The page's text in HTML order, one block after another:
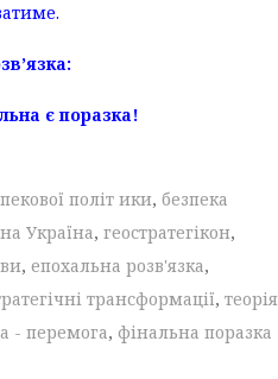
є поразка!
політ ики, безпека
Україна, геостратегікон,
, епохальна розв'язка,
трансформації, теорія
- перемога, фінальна поразка